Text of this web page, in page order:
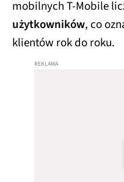
mobilnych T-Mobile
użytkowników, co
klientów rok do roku.